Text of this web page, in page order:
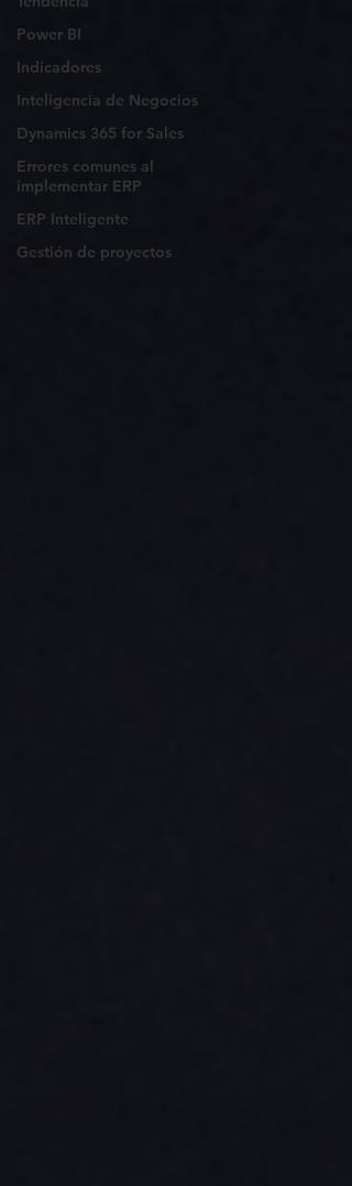
Power BI
Indicadores
Inteligencia de Negocios
Dynamics 365 for Sales
Errores comunes al
implementar ERP
ERP Inteligente
Gestión de proyectos